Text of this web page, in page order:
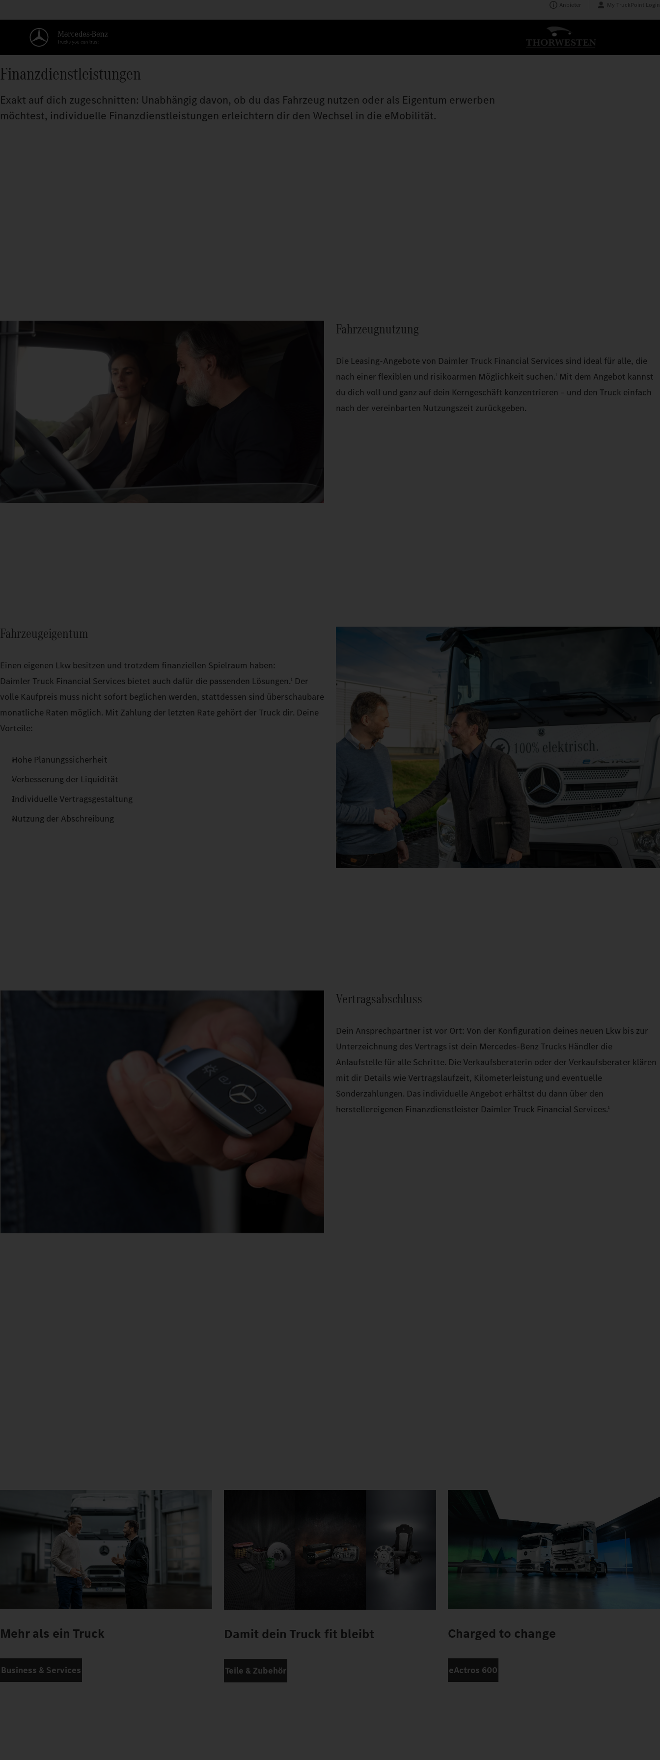
Anbieter My TruckPoint Login
Finanzdienstleistungen
Exakt auf dich zugeschnitten: Unabhängig davon, ob du das Fahrzeug nutzen oder als Eigentum erwerben
möchtest, individuelle Finanzdienstleistungen erleichtern dir den Wechsel in die eMobilität.
Fahrzeugnutzung
Die Leasing-Angebote von Daimler Truck Financial Services sind ideal für alle, die
nach einer flexiblen und risikoarmen Möglichkeit suchen.1 Mit dem Angebot kannst
du dich voll und ganz auf dein Kerngeschäft konzentrieren – und den Truck einfach
nach der vereinbarten Nutzungszeit zurückgeben.
Fahrzeugeigentum
Einen eigenen Lkw besitzen und trotzdem finanziellen Spielraum haben:
Daimler Truck Financial Services bietet auch dafür die passenden Lösungen.1 Der
volle Kaufpreis muss nicht sofort beglichen werden, stattdessen sind überschaubare
monatliche Raten möglich. Mit Zahlung der letzten Rate gehört der Truck dir. Deine
Vorteile:
Hohe Planungssicherheit
Verbesserung der Liquidität
Individuelle Vertragsgestaltung
Nutzung der Abschreibung
Vertragsabschluss
Dein Ansprechpartner ist vor Ort: Von der Konfiguration deines neuen Lkw bis zur
Unterzeichnung des Vertrags ist dein Mercedes‑Benz Trucks Händler die
Anlaufstelle für alle Schritte. Die Verkaufsberaterin oder der Verkaufsberater klären
mit dir Details wie Vertragslaufzeit, Kilometerleistung und eventuelle
Sonderzahlungen. Das individuelle Angebot erhältst du dann über den
herstellereigenen Finanzdienstleister Daimler Truck Financial Services.1
Mehr als ein Truck
Business & Services
Damit dein Truck fit bleibt
Teile & Zubehör
Charged to change
eActros 600